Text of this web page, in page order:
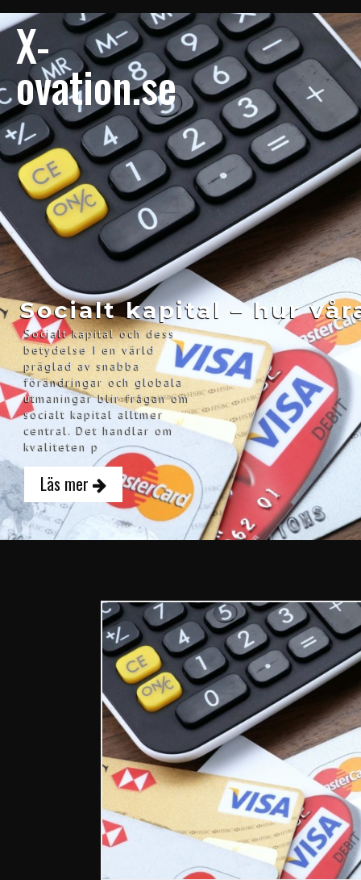
X-
ovation.se
Socialt kapital – hur
Socialt kapital och dess
betydelse I en värld
präglad av snabba
förändringar och globala
utmaningar blir frågan om
socialt kapital alltmer
central. Det handlar om
kvaliteten p
Läs mer